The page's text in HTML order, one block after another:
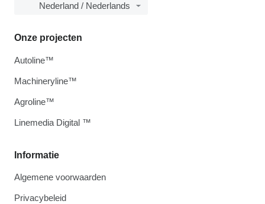
Nederland / Nederlands
Informatie
Algemene voorwaarden
Privacybeleid
Onze projecten
Autoline™
Machineryline™
Agroline™
Linemedia Digital ™